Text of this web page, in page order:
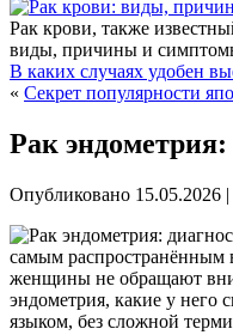
Рак крови, также
виды, причины и
В каких случаях удобен
« Секрет популярности
Рак эндометрия:
Опубликовано 15.05.2026 |
самым распространённым
женщины не обращают
эндометрия, какие у него
языком, без сложной